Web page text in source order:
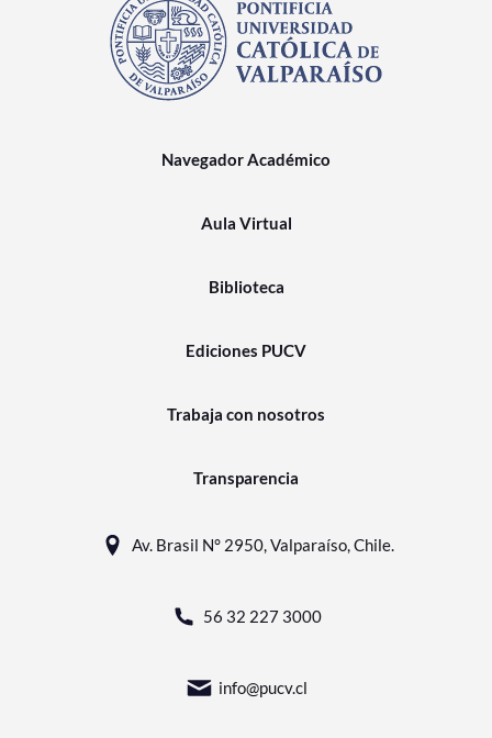
Navegador Académico
Aula Virtual
Biblioteca
Ediciones PUCV
Trabaja con nosotros
Transparencia
Av. Brasil N° 2950, Valparaíso, Chile.
56 32 227 3000
info@pucv.cl